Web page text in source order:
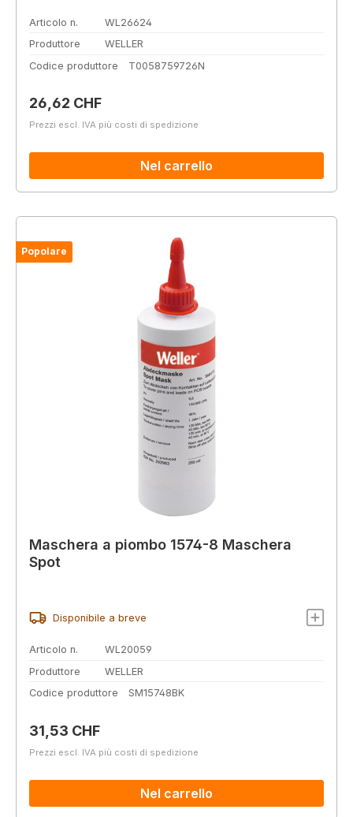
Articolo n.
WL26624
Produttore
WELLER
Codice produttore
T0058759726N
Prezzo normale:
26,62 CHF
Prezzi escl. IVA più costi di spedizione
Nel carrello
Popolare
Maschera a piombo 1574-8 Maschera
Spot
Disponibile a breve
Articolo n.
WL20059
Produttore
WELLER
Codice produttore
SM15748BK
Prezzo normale:
31,53 CHF
Prezzi escl. IVA più costi di spedizione
Nel carrello